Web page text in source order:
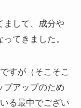
まして、成分や
てきました。
すが（そこそこ
プアップのため
る最中でござい